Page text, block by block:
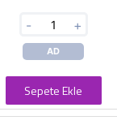
- +
AD
Sepete Ekle